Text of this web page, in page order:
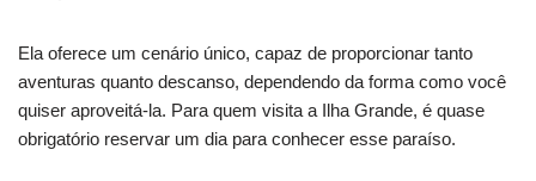
Ela oferece um cenário único, capaz de proporcionar tanto
aventuras quanto descanso, dependendo da forma como você
quiser aproveitá-la. Para quem visita a Ilha Grande, é quase
obrigatório reservar um dia para conhecer esse paraíso.